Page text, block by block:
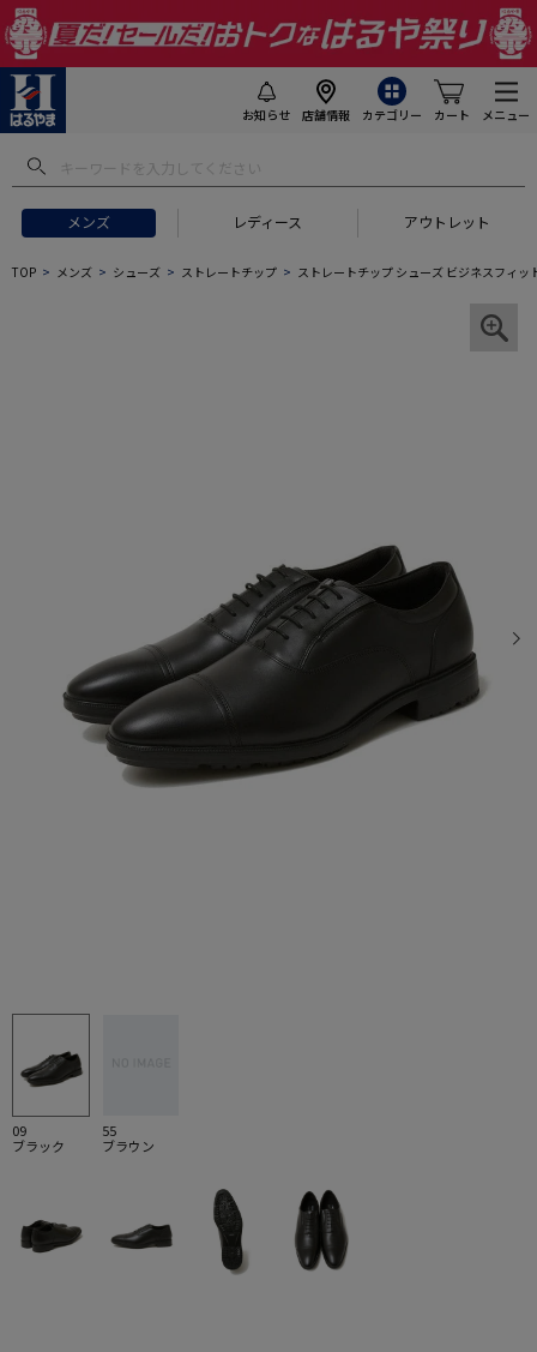
お知らせ 店舗情報 カテゴリー カート メニュー
メンズ レディース アウトレット
TOP メンズ シューズ ストレートチップ ストレートチップ シューズ ビジネスフィッ
09
ブラック
55
ブラウン